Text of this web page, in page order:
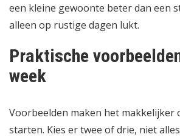
een kleine gewoonte beter dan een
alleen op rustige dagen lukt.
Praktische
week
Voorbeelden maken het makkelijker
starten. Kies er twee of drie, niet